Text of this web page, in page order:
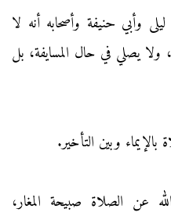
وأبي حنيفة وأصحابه أنه لا
ولا يصلي في حال المسايفة، بل
وبين التأخير.
عن الصلاة صبيحة المغار،